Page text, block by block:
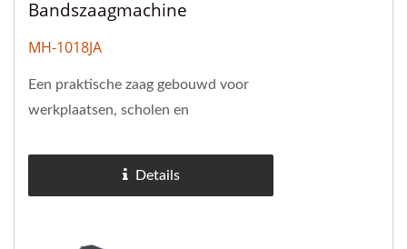
Bandszaagmachine
MH-1018JA
Een praktische zaag gebouwd voor
werkplaatsen, scholen en
wordt veel gebruikt in technische
Details